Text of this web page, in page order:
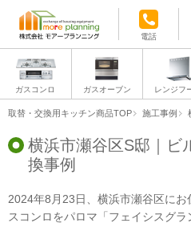
電話
ガスコンロ ガスオーブン レンジフ
取替・交換用キッチン商品TOP 施工事例
横浜市瀬谷区S邸｜ビ
換事例
2024年8月23日、横浜市瀬谷区に
スコンロをパロマ「フェイシスグ